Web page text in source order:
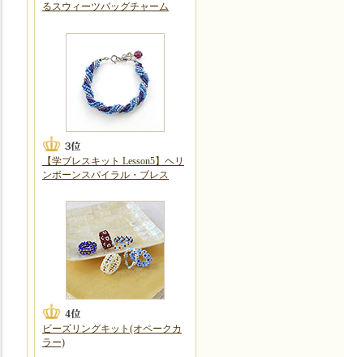
るスウィーツバッグチャーム
【学ブレスキット Lesson5】ヘリ
ンボーンスパイラル・ブレス
ビーズリングキット(オペークカ
ラー)